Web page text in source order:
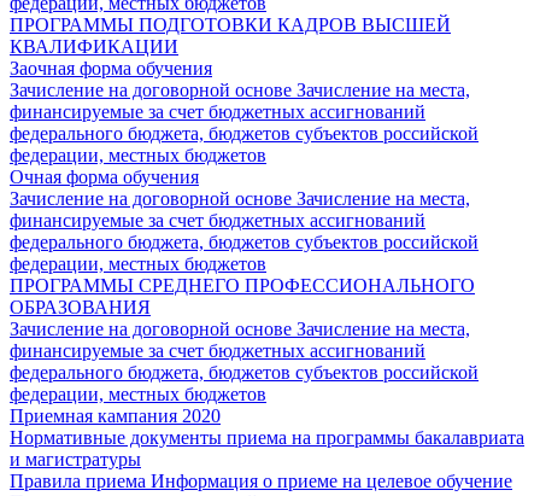
ПРОГРАММЫ ПОДГОТОВКИ КАДРОВ ВЫСШЕЙ
КВАЛИФИКАЦИИ
Заочная форма обучения
Зачисление на договорной основе Зачисление на места,
финансируемые за счет бюджетных ассигнований
федерального бюджета, бюджетов субъектов российской
федерации, местных бюджетов
Очная форма обучения
Зачисление на договорной основе Зачисление на места,
финансируемые за счет бюджетных ассигнований
федерального бюджета, бюджетов субъектов российской
федерации, местных бюджетов
ПРОГРАММЫ СРЕДНЕГО ПРОФЕССИОНАЛЬНОГО
ОБРАЗОВАНИЯ
Зачисление на договорной основе Зачисление на места,
финансируемые за счет бюджетных ассигнований
федерального бюджета, бюджетов субъектов российской
федерации, местных бюджетов
Приемная кампания 2020
Нормативные документы приема на программы бакалавриата
и магистратуры
Правила приема Информация о приеме на целевое обучение